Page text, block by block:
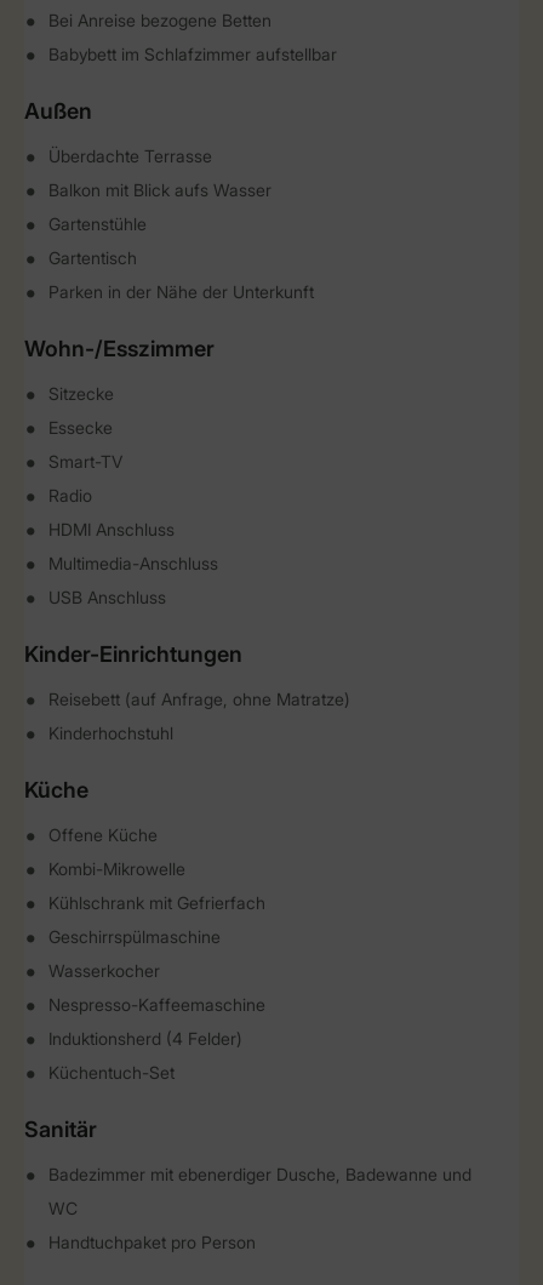
Bei Anreise bezogene Betten
Babybett im Schlafzimmer aufstellbar
Außen
Überdachte Terrasse
Balkon mit Blick aufs Wasser
Gartenstühle
Gartentisch
Parken in der Nähe der Unterkunft
Wohn-/Esszimmer
Sitzecke
Essecke
Smart-TV
Radio
HDMI Anschluss
Multimedia-Anschluss
USB Anschluss
Kinder-Einrichtungen
Reisebett (auf Anfrage, ohne Matratze)
Kinderhochstuhl
Küche
Offene Küche
Kombi-Mikrowelle
Kühlschrank mit Gefrierfach
Geschirrspülmaschine
Wasserkocher
Nespresso-Kaffeemaschine
Induktionsherd (4 Felder)
Küchentuch-Set
Sanitär
Badezimmer mit ebenerdiger Dusche, Badewanne und
WC
Handtuchpaket pro Person